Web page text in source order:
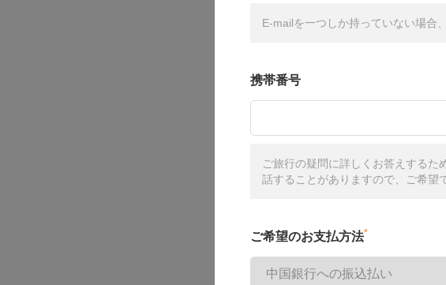
E-mailを一つしか持っていない場合
携帯番号
ご旅行の疑問に詳しくお答えする
話することがありますので、ご希望
ご希望のお支払方法*